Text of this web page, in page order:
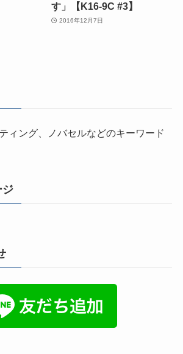
す」【K16-9C #3】
2016年12月7日
ィング、ノバセルなどのキーワード